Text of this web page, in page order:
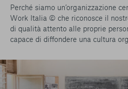
Perché siamo un’organizzazione
Work Italia © che riconosce il
di qualità attento alle proprie
capace di diffondere una cultura